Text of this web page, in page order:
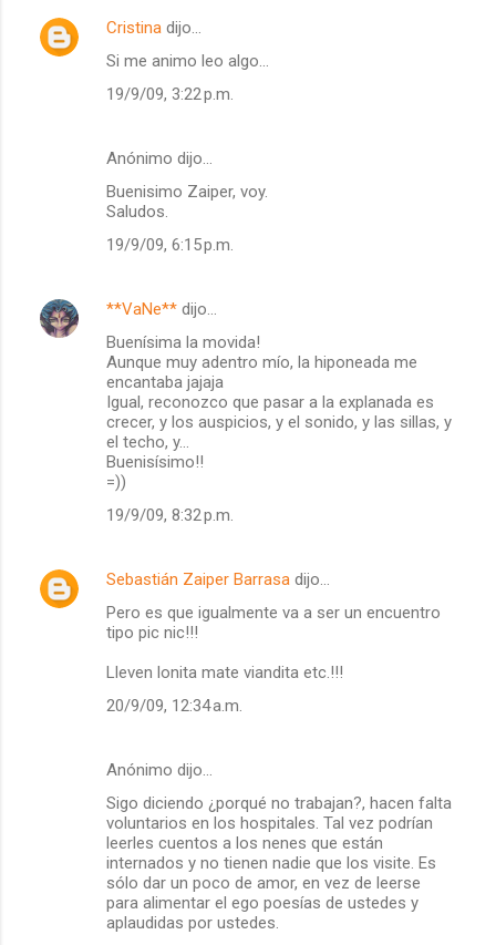
Cristina dijo…
Si me animo leo algo...
19/9/09, 3:22 p.m.
Anónimo dijo…
Buenisimo Zaiper, voy.
Saludos.
19/9/09, 6:15 p.m.
**VaNe** dijo…
Buenísima la movida!
Aunque muy adentro mío, la hiponeada me
encantaba jajaja
Igual, reconozco que pasar a la explanada es
crecer, y los auspicios, y el sonido, y las sillas, y
el techo, y...
Buenisísimo!!
=))
19/9/09, 8:32 p.m.
Sebastián Zaiper Barrasa dijo…
Pero es que igualmente va a ser un encuentro
tipo pic nic!!!
Lleven lonita mate viandita etc.!!!
20/9/09, 12:34 a.m.
Anónimo dijo…
Sigo diciendo ¿porqué no trabajan?, hacen falta
voluntarios en los hospitales. Tal vez podrían
leerles cuentos a los nenes que están
internados y no tienen nadie que los visite. Es
sólo dar un poco de amor, en vez de leerse
para alimentar el ego poesías de ustedes y
aplaudidas por ustedes.